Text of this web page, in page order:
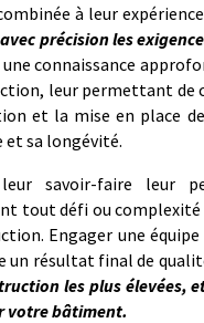
à leur
précision les
connaissance
leur permettant de
et la mise en place
et sa longévité.
savoir-faire leur
tout défi ou
Engager une
un résultat final de
les plus élevées,
votre bâtiment.